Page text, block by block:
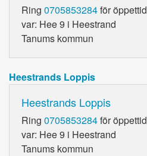
Ring 0705853284för
var: Hee 9 i Heestrand
Tanums kommun
Heestrands Loppis
Heestrands Loppis
Ring 0705853284för
var: Hee 9 i Heestrand
Tanums kommun